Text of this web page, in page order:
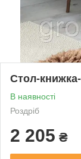
Стол-
В наявності
Роздріб
2 205 ₴